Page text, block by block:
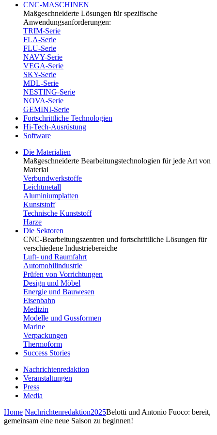
CNC-MASCHINEN
Maßgeschneiderte Lösungen für spezifische
Anwendungsanforderungen:
TRIM-Serie
FLA-Serie
FLU-Serie
NAVY-Serie
VEGA-Serie
SKY-Serie
MDL-Serie
NESTING-Serie
NOVA-Serie
GEMINI-Serie
Fortschrittliche Technologien
Hi-Tech-Ausrüstung
Software
Die Materialien
Maßgeschneiderte Bearbeitungstechnologien für jede Art von
Material
Verbundwerkstoffe
Leichtmetall
Aluminiumplatten
Kunststoff
Technische Kunststoff
Harze
Die Sektoren
CNC-Bearbeitungszentren und fortschrittliche Lösungen für
verschiedene Industriebereiche
Luft- und Raumfahrt
Automobilindustrie
Prüfen von Vorrichtungen
Design und Möbel
Energie und Bauwesen
Eisenbahn
Medizin
Modelle und Gussformen
Marine
Verpackungen
Thermoform
Success Stories
Nachrichtenredaktion
Veranstaltungen
Press
Media
Home Nachrichtenredaktion2025Belotti und Antonio Fuoco: bereit,
gemeinsam eine neue Saison zu beginnen!